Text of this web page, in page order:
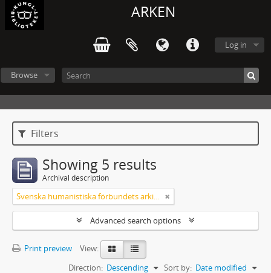
ARKEN
Log in
Browse
Filters
Showing 5 results
Archival description
Svenska humanistiska förbundets arkiv: handlingar 2003-2012
Advanced search options
Print preview
View:
Sort by: Date modified
Direction: Descending